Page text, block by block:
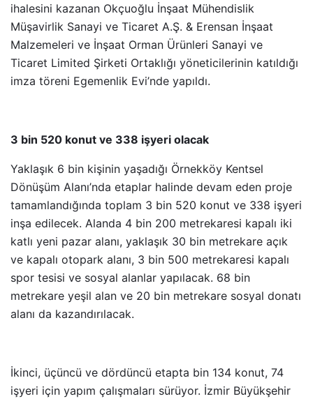
ihalesini kazanan Okçuoğlu İnşaat Mühendislik
Müşavirlik Sanayi ve Ticaret A.Ş. & Erensan İnşaat
Malzemeleri ve İnşaat Orman Ürünleri Sanayi ve
Ticaret Limited Şirketi Ortaklığı yöneticilerinin katıldığı
imza töreni Egemenlik Evi’nde yapıldı.
3 bin 520 konut ve 338 işyeri olacak
Yaklaşık 6 bin kişinin yaşadığı Örnekköy Kentsel
Dönüşüm Alanı’nda etaplar halinde devam eden proje
tamamlandığında toplam 3 bin 520 konut ve 338 işyeri
inşa edilecek. Alanda 4 bin 200 metrekaresi kapalı iki
katlı yeni pazar alanı, yaklaşık 30 bin metrekare açık
ve kapalı otopark alanı, 3 bin 500 metrekaresi kapalı
spor tesisi ve sosyal alanlar yapılacak. 68 bin
metrekare yeşil alan ve 20 bin metrekare sosyal donatı
alanı da kazandırılacak.
İkinci, üçüncü ve dördüncü etapta bin 134 konut, 74
işyeri için yapım çalışmaları sürüyor. İzmir Büyükşehir